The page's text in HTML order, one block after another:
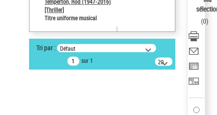
Auteur d’œuvre
Statut de la notice d’autorité
Notice élémentaire
Pays
Temperton, Rod (1947-2016)
[Thriller]
Titre uniforme musical
Tri par : Défaut
sur 1
20
résultats/page
(0)